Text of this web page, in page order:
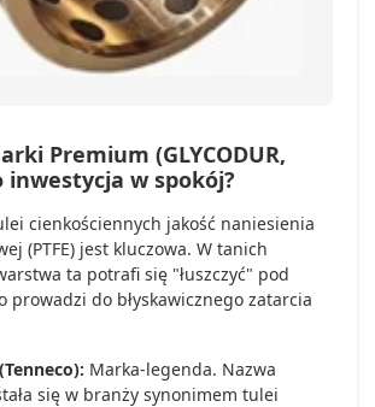
Premium (GLYCODUR,
inwestycja w spokój?
cienkościennych jakość naniesienia
(PTFE) jest kluczowa. W tanich
ta potrafi się "łuszczyć" pod
prowadzi do błyskawicznego zatarcia
Marka-legenda. Nazwa
się w branży synonimem tulei